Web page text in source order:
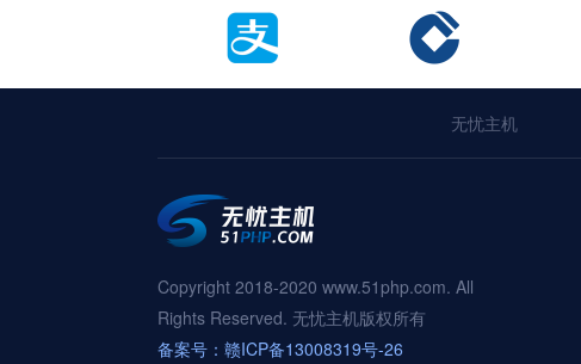
无忧主机
Copyright 2018-2020 www.51php.com. All
Rights Reserved. 无忧主机版权所有
备案号：赣ICP备13008319号-26